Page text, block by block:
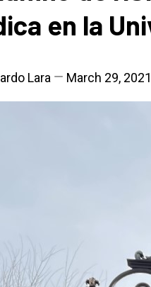
en la
Lara March 29, 2021